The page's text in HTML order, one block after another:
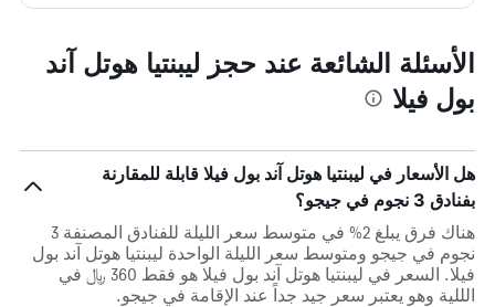
الأسئلة الشائعة عند حجز ليبنتيا هوتل آند
بول فيلا
هل الأسعار في ليبنتيا هوتل آند بول فيلا قابلة للمقارنة
بفنادق 3 نجوم في جيجو؟
هناك فرق يبلغ 2% في متوسط ​​سعر الليلة للفنادق المصنفة 3
نجوم في جيجو ومتوسط ​​سعر الليلة الواحدة ليبنتيا هوتل آند بول
فيلا. السعر في ليبنتيا هوتل آند بول فيلا هو فقط 360 ﷼ في
الللية وهو يعتبر سعر جيد جداً عند الإقامة في جيجو.